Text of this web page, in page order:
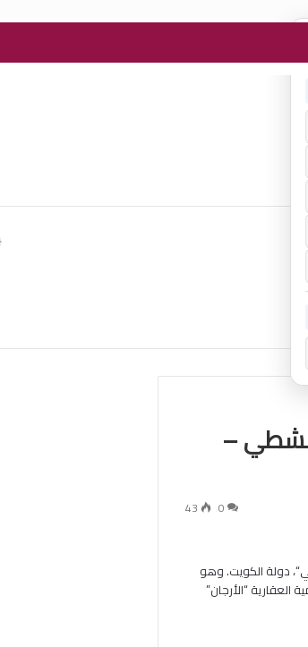
–
0
43
دولة الكويت. وهو
العقارية “الأرجان”